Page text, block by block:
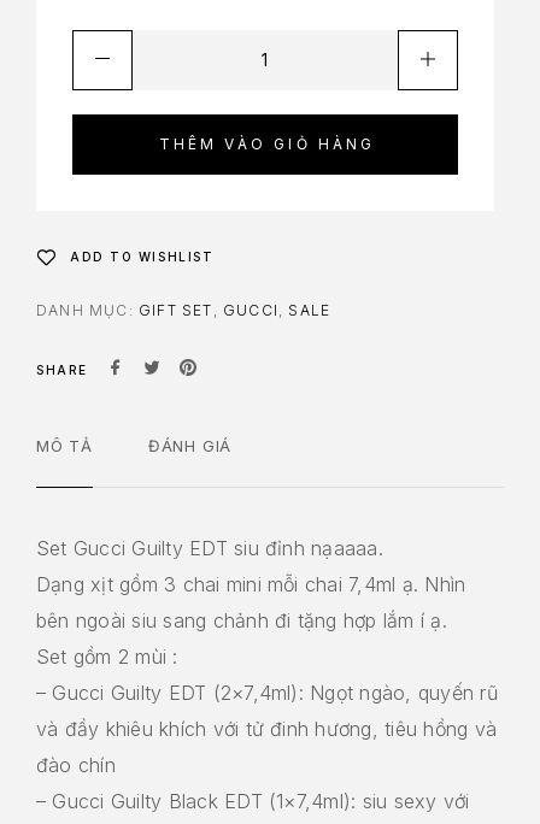
THÊM VÀO GIỎ HÀNG
ADD TO WISHLIST
DANH MỤC: GIFT SET , GUCCI , SALE
SHARE
MÔ TẢ ĐÁNH GIÁ
Set Gucci Guilty EDT siu đỉnh nạaaaa.
Dạng xịt gồm 3 chai mini mỗi chai 7,4ml ạ. Nhìn
bên ngoài siu sang chảnh đi tặng hợp lắm í ạ.
Set gồm 2 mùi :
– Gucci Guilty EDT (2×7,4ml): Ngọt ngào, quyến rũ
và đầy khiêu khích với tử đinh hương, tiêu hồng và
đào chín
– Gucci Guilty Black EDT (1×7,4ml): siu sexy với